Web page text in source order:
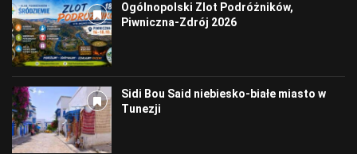
Ogólnopolski Zlot Podróżników,
Piwniczna-Zdrój 2026
Sidi Bou Said niebiesko-białe miasto w
Tunezji